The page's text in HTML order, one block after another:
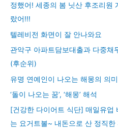
정했어! 세종의 봄 닛산 후조리원
랐어!!!
텔레비전 화면이 잘 안나와요
관악구 아파트담보대출과 다중채
(후순위)
유명 연예인이 나오는 해몽의 의
‘돌이 나오는 꿈’, ‘해몽’ 해석
[건강한 다이어트 식단] 매일유업
는 요거트볼~ 내돈으로 산 정직한